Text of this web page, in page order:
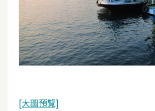
[大圖預覽]